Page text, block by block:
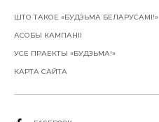
ШТО ТАКОЕ «БУДЗЬМА БЕЛАРУСАМІ!»
АСОБЫ КАМПАНІІ
УСЕ ПРАЕКТЫ «БУДЗЬМА!»
КАРТА САЙТА